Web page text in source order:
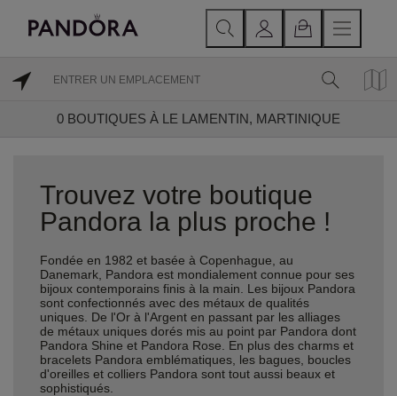
0 BOUTIQUES À LE LAMENTIN, MARTINIQUE
Trouvez votre boutique
Pandora la plus proche !
Fondée en 1982 et basée à Copenhague, au
Danemark, Pandora est mondialement connue pour ses
bijoux contemporains finis à la main. Les bijoux Pandora
sont confectionnés avec des métaux de qualités
uniques. De l'Or à l'Argent en passant par les alliages
de métaux uniques dorés mis au point par Pandora dont
Pandora Shine et Pandora Rose. En plus des charms et
bracelets Pandora emblématiques, les bagues, boucles
d'oreilles et colliers Pandora sont tout aussi beaux et
sophistiqués.